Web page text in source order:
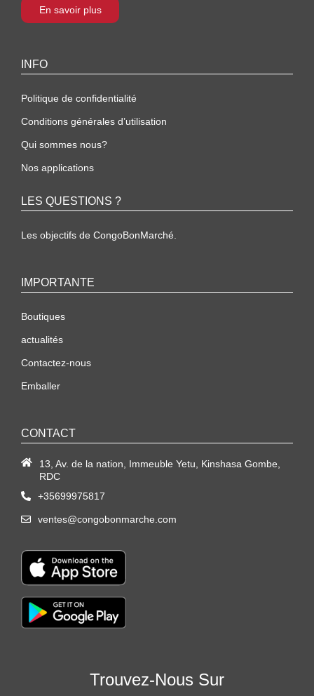
En savoir plus
INFO
Politique de confidentialité
Conditions générales d’utilisation
Qui sommes nous?
Nos applications
LES QUESTIONS ?
Les objectifs de CongoBonMarché.
IMPORTANTE
Boutiques
actualités
Contactez-nous
Emballer
CONTACT
13, Av. de la nation, Immeuble Yetu, Kinshasa Gombe,
RDC
+35699975817
ventes@congobonmarche.com
Trouvez-Nous Sur